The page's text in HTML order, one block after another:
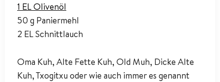
1 EL Olivenöl
50 g Paniermehl
2 EL Schnittlauch
Oma Kuh, Alte Fette Kuh, Old Muh, Dicke Alte
Kuh, Txogitxu oder wie auch immer es genannt